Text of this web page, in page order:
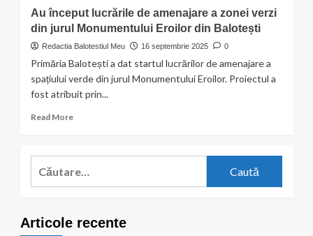
Au început lucrările de amenajare a zonei verzi
din jurul Monumentului Eroilor din Balotești
Redactia Balotestiul Meu 16 septembrie 2025 0
Primăria Balotești a dat startul lucrărilor de amenajare a
spațiului verde din jurul Monumentului Eroilor. Proiectul a
fost atribuit prin...
Read MoreRead
Au
început
a
Caută
Articole recente